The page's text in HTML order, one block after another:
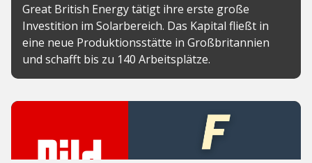
Great British Energy tätigt ihre erste große
Investition im Solarbereich. Das Kapital fließt in
eine neue Produktionsstätte in Großbritannien
und schafft bis zu 140 Arbeitsplätze.